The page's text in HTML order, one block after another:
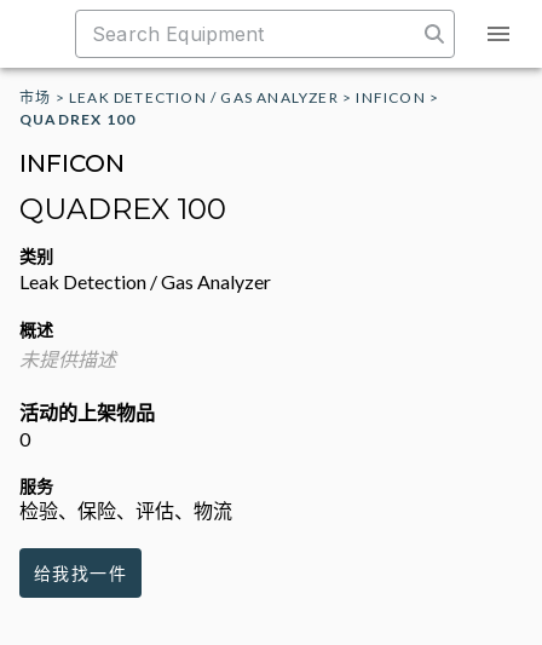
市场 >LEAK DETECTION / GAS ANALYZER >INFICON >
QUADREX 100
INFICON
QUADREX 100
类别
Leak Detection / Gas Analyzer
概述
未提供描述
活动的上架物品
0
服务
检验、保险、评估、物流
给我找一件